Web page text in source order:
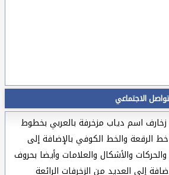
الاجتماعي
اسم دياب مزخرفة بالعربي بخطوط
الرقعة والخط الكوفي بالإضافة إلى
والأشكال والعلامات وأيضا بحروف
إلى العديد من الزخرفات الرائعة